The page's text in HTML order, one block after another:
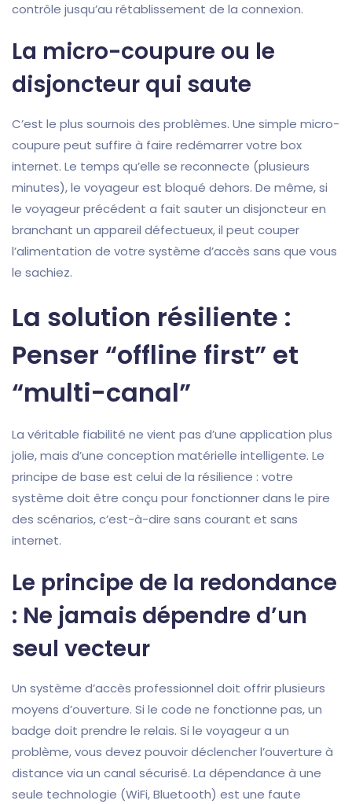
contrôle jusqu’au rétablissement de la connexion.
La micro-coupure ou le
disjoncteur qui saute
C’est le plus sournois des problèmes. Une simple micro-
coupure peut suffire à faire redémarrer votre box
internet. Le temps qu’elle se reconnecte (plusieurs
minutes), le voyageur est bloqué dehors. De même, si
le voyageur précédent a fait sauter un disjoncteur en
branchant un appareil défectueux, il peut couper
l’alimentation de votre système d’accès sans que vous
le sachiez.
La solution résiliente :
Penser “offline first” et
“multi-canal”
La véritable fiabilité ne vient pas d’une application plus
jolie, mais d’une conception matérielle intelligente. Le
principe de base est celui de la résilience : votre
système doit être conçu pour fonctionner dans le pire
des scénarios, c’est-à-dire sans courant et sans
internet.
Le principe de la redondance
: Ne jamais dépendre d’un
seul vecteur
Un système d’accès professionnel doit offrir plusieurs
moyens d’ouverture. Si le code ne fonctionne pas, un
badge doit prendre le relais. Si le voyageur a un
problème, vous devez pouvoir déclencher l’ouverture à
distance via un canal sécurisé. La dépendance à une
seule technologie (WiFi, Bluetooth) est une faute